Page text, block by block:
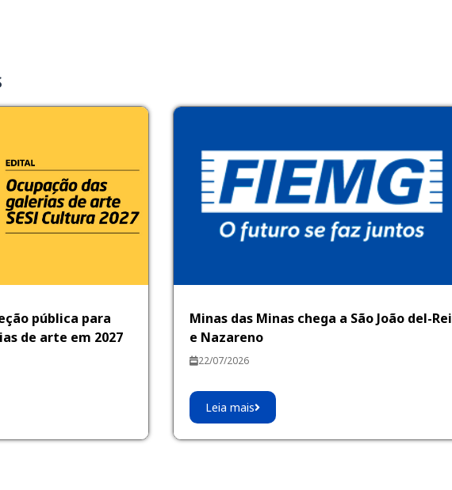
pública para
de arte em 2027
Minas das Minas chega a São João del-Rei
e Nazareno
22/07/2026
Leia mais